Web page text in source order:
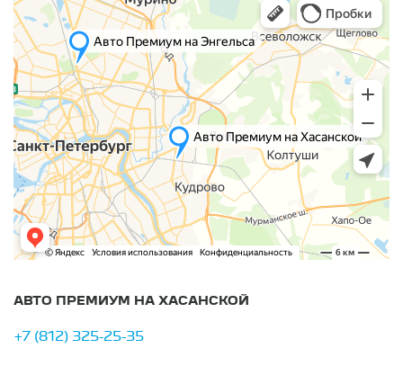
АВТО ПРЕМИУМ НА ХАСАНСКОЙ
+7 (812) 325-25-35